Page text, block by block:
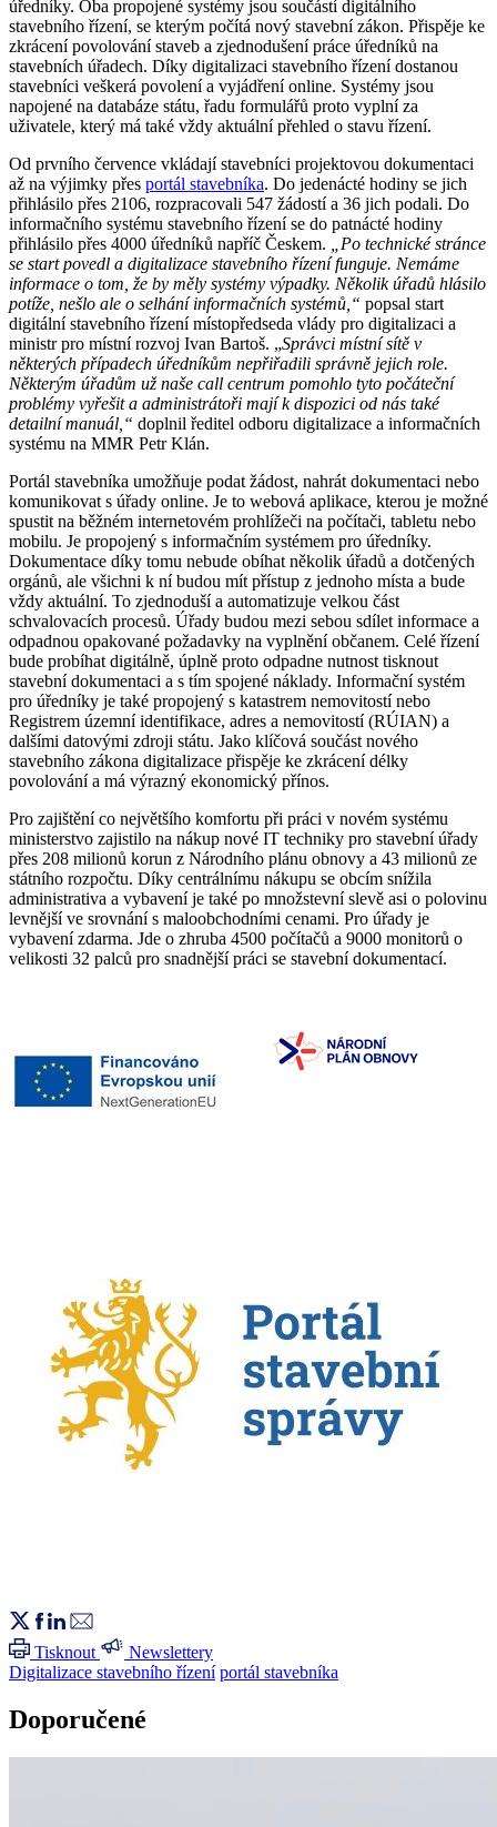
úředníky. Oba propojené systémy jsou součástí digitálního
stavebního řízení, se kterým počítá nový stavební zákon. Přispěje ke
zkrácení povolování staveb a zjednodušení práce úředníků na
stavebních úřadech. Díky digitalizaci stavebního řízení dostanou
stavebníci veškerá povolení a vyjádření online. Systémy jsou
napojené na databáze státu, řadu formulářů proto vyplní za
uživatele, který má také vždy aktuální přehled o stavu řízení.
Od prvního července vkládají stavebníci projektovou dokumentaci
až na výjimky přes portál stavebníka. Do jedenácté hodiny se jich
přihlásilo přes 2106, rozpracovali 547 žádostí a 36 jich podali. Do
informačního systému stavebního řízení se do patnácté hodiny
přihlásilo přes 4000 úředníků napříč Českem.
„Po technické stránce
se start povedl a digitalizace stavebního řízení funguje. Nemáme
informace o tom, že by měly systémy výpadky. Několik úřadů hlásilo
potíže, nešlo ale o selhání informačních systémů,“ popsal start
digitální stavebního řízení místopředseda vlády pro digitalizaci a
ministr pro místní rozvoj Ivan Bartoš. „Správci místní sítě v
některých případech úředníkům nepřiřadili správně jejich role.
Některým úřadům už naše call centrum pomohlo tyto počáteční
problémy vyřešit a administrátoři mají k dispozici od nás také
detailní manuál,“ doplnil ředitel odboru digitalizace a informačních
systému na MMR Petr Klán.
Portál stavebníka umožňuje podat žádost, nahrát dokumentaci nebo
komunikovat s úřady online. Je to webová aplikace, kterou je možné
spustit na běžném internetovém prohlížeči na počítači, tabletu nebo
mobilu. Je propojený s informačním systémem pro úředníky.
Dokumentace díky tomu nebude obíhat několik úřadů a dotčených
orgánů, ale všichni k ní budou mít přístup z jednoho místa a bude
vždy aktuální. To zjednoduší a automatizuje velkou část
schvalovacích procesů. Úřady budou mezi sebou sdílet informace a
odpadnou opakované požadavky na vyplnění občanem. Celé řízení
bude probíhat digitálně, úplně proto odpadne nutnost tisknout
stavební dokumentaci a s tím spojené náklady. Informační systém
pro úředníky je také propojený s katastrem nemovitostí nebo
Registrem územní identifikace, adres a nemovitostí (RÚIAN) a
dalšími datovými zdroji státu. Jako klíčová součást nového
stavebního zákona digitalizace přispěje ke zkrácení délky
povolování a má výrazný ekonomický přínos.
Pro zajištění co největšího komfortu při práci v novém systému
ministerstvo zajistilo na nákup nové IT techniky pro stavební úřady
přes 208 milionů korun z Národního plánu obnovy a 43 milionů ze
státního rozpočtu. Díky centrálnímu nákupu se obcím snížila
administrativa a vybavení je také po množstevní slevě asi o polovinu
levnější ve srovnání s maloobchodními cenami. Pro úřady je
vybavení zdarma. Jde o zhruba 4500 počítačů a 9000 monitorů o
velikosti 32 palců pro snadnější práci se stavební dokumentací.
Tisknout
Newslettery
Digitalizace stavebního řízení portál stavebníka
Doporučené